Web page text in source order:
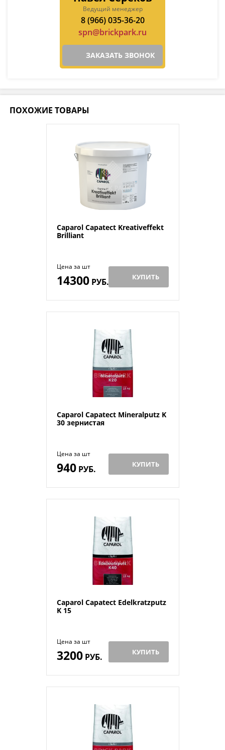
Ведущий менеджер
8 (966) 035-36-20
spn@brickpark.ru
ЗАКАЗАТЬ ЗВОНОК
ПОХОЖИЕ ТОВАРЫ
Caparol Capatect Kreativeffekt
Brilliant
Цена за шт
14300РУБ. КУПИТЬ
Caparol Capatect Mineralputz K
30 зернистая
Цена за шт
940РУБ. КУПИТЬ
Caparol Capatect Edelkratzputz
K 15
Цена за шт
3200РУБ. КУПИТЬ